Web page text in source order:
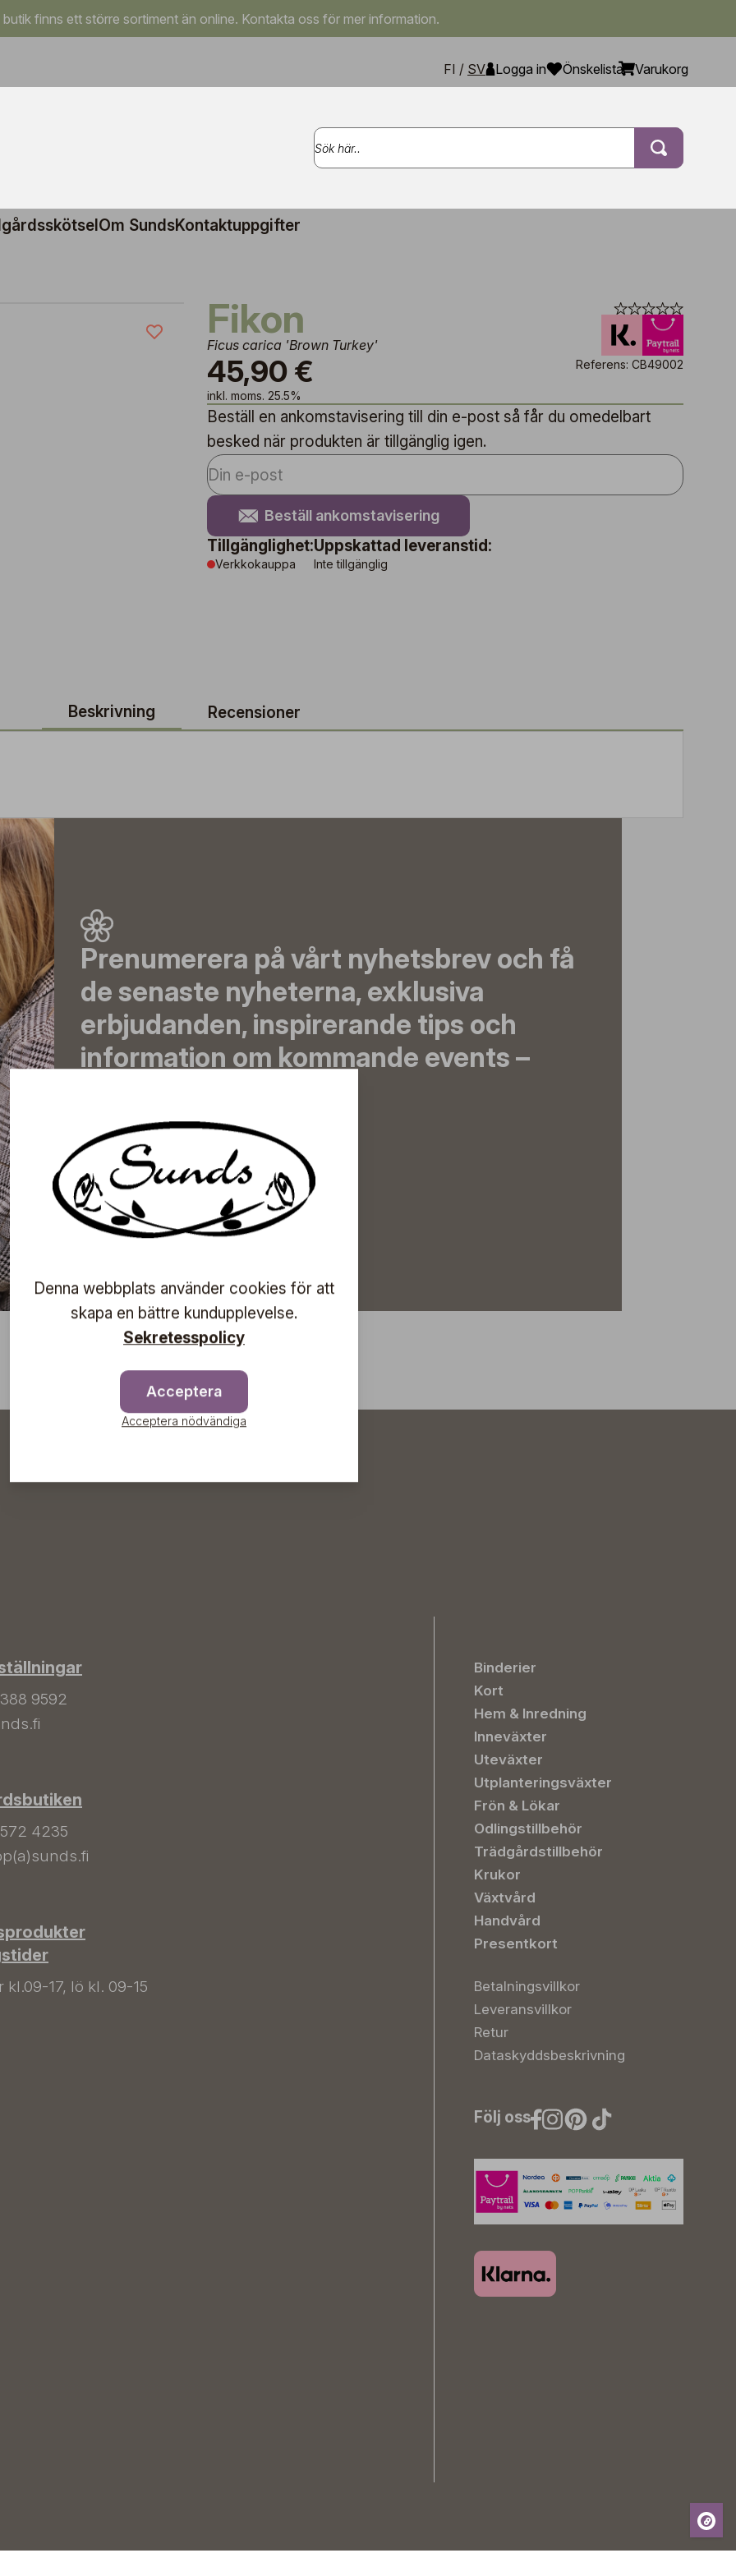
finns ett större sortiment än online. Kontakta oss för mer information.
FI / SV Logga in Önskelista Varukorg
Om SundsKontaktuppgifter
Fikon
Ficus carica 'Brown Turkey'
45,90 €
inkl. moms. 25.5%
Referens: CB49002
Beställ en ankomstavisering till din e-post så får du omedelbart
besked när produkten är tillgänglig igen.
Beställ ankomstavisering
Tillgänglighet:
Verkkokauppa
Uppskattad leveranstid:
Inte tillgänglig
Beskrivning Recensioner
Prenumerera på vårt nyhetsbrev och få
de senaste nyheterna, exklusiva
erbjudanden, inspirerande tips och
information om kommande events –
Prenumerera
9592
4235
17, lö kl. 09-15
Binderier
Kort
Hem & Inredning
Inneväxter
Uteväxter
Utplanteringsväxter
Frön & Lökar
Odlingstillbehör
Trädgårdstillbehör
Krukor
Växtvård
Handvård
Presentkort
Betalningsvillkor
Leveransvillkor
Retur
Dataskyddsbeskrivning
Följ oss
Denna webbplats använder cookies för att
skapa en bättre kundupplevelse.
Sekretesspolicy
Acceptera
Acceptera nödvändiga